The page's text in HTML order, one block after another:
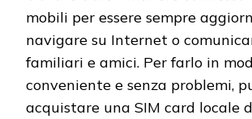
mobili per essere sempre
navigare su Internet o
familiari e amici. Per farlo in
conveniente e senza problemi,
acquistare una SIM card locale